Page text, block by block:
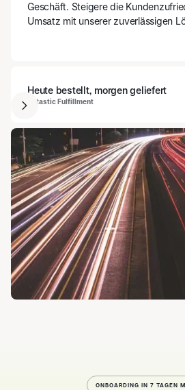
Geschäft. Steigere die
Umsatz mit unserer zuverlässigen
Heute bestellt, morgen geliefert
fultastic Fulfillment
ONBOARDING IN 7 TAGEN